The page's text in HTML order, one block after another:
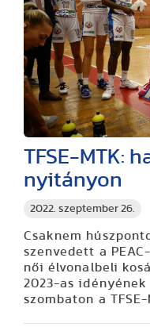
2022. szeptember 26.
TFSE-MTK:
nyitányon
Csaknem
szenvedett a
női élvonalbeli
2023-as
szombaton a TFSE-